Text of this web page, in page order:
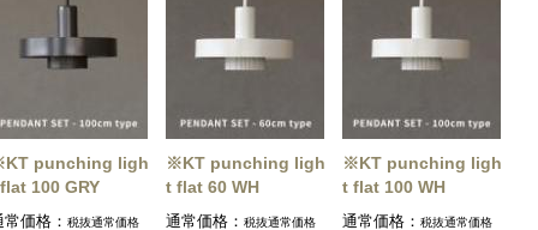
punching ligh
100 GRY
常価格： 税抜通常価格
※KT punching ligh
t flat 60 WH
通常価格：税抜通常価格
※KT punching ligh
t flat 100 WH
通常価格：税抜通常価格